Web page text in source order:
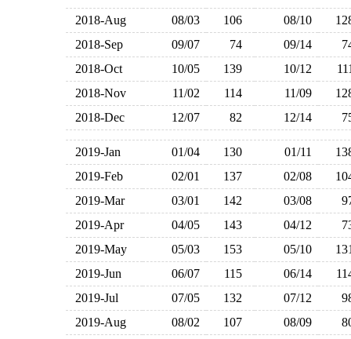
2018-Aug
08/03 106 08/10
2018-Sep
09/07 74 09/14
2018-Oct
10/05 139 10/12
2018-Nov
11/02 114 11/09
2018-Dec
12/07 82 12/14
2019-Jan 01/04 130 01/11
2019-Feb
02/01 137 02/08
2019-Mar
03/01 142 03/08
2019-Apr
04/05 143 04/12
2019-May
05/03 153 05/10
2019-Jun
06/07 115 06/14
2019-Jul
07/05 132 07/12
2019-Aug
08/02 107 08/09